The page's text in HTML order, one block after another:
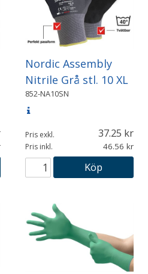
Nordic Assembly
Nitrile Grå stl. 10 XL
852-NA10SN
Pris exkl. 37.25
Pris inkl. 46.56
Köp